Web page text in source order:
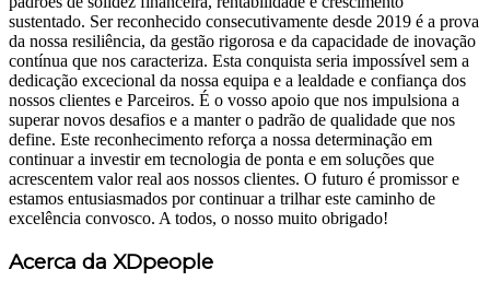
sustentado. Ser reconhecido consecutivamente desde 2019 é a prova
da nossa resiliência, da gestão rigorosa e da capacidade de inovação
contínua que nos caracteriza. Esta conquista seria impossível sem a
dedicação excecional da nossa equipa e a lealdade e confiança dos
nossos clientes e Parceiros. É o vosso apoio que nos impulsiona a
superar novos desafios e a manter o padrão de qualidade que nos
define. Este reconhecimento reforça a nossa determinação em
continuar a investir em tecnologia de ponta e em soluções que
acrescentem valor real aos nossos clientes. O futuro é promissor e
estamos entusiasmados por continuar a trilhar este caminho de
excelência convosco. A todos, o nosso muito obrigado!
Acerca da XDpeople